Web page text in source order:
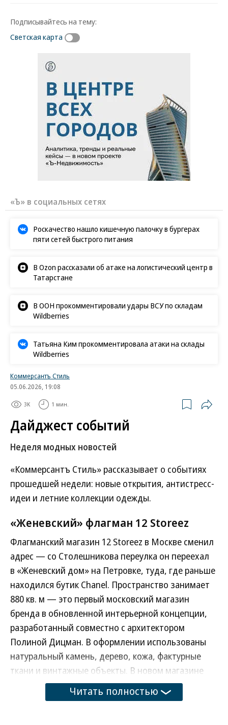
Подписывайтесь на тему:
Светская карта
«Ъ» в социальных сетях
Роскачество нашло кишечную палочку в бургерах
пяти сетей быстрого питания
В Ozon рассказали об атаке на логистический центр в
Татарстане
В ООН прокомментировали удары ВСУ по складам
Wildberries
Татьяна Ким прокомментировала атаки на склады
Wildberries
Коммерсантъ Стиль
05.06.2026, 19:08
3K 1 мин.
Дайджест событий
Неделя модных новостей
«Коммерсантъ Стиль» рассказывает о событиях
прошедшей недели: новые открытия, антистресс-
идеи и летние коллекции одежды.
«Женевский» флагман 12 Storeez
Флагманский магазин 12 Storeez в Москве сменил
адрес — со Столешникова переулка он переехал
в «Женевский дом» на Петровке, туда, где раньше
находился бутик Chanel. Пространство занимает
880 кв. м — это первый московский магазин
бренда в обновленной интерьерной концепции,
разработанный совместно с архитектором
Полиной Дицман. В оформлении использованы
натуральный камень, дерево, кожа, фактурные
ткани и винтажные объекты. В новом магазине
девять примерочных — каждая со своим
дизайном — их можно бронировать заранее.
Читать полностью